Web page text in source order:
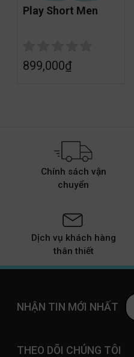
Play Short Men
899,000₫
Chính sách vận
chuyển
Dịch vụ khách hàng
thân thiết
NHẬN TIN MỚI NHẤT
THEO DÕI CHÚNG TÔI